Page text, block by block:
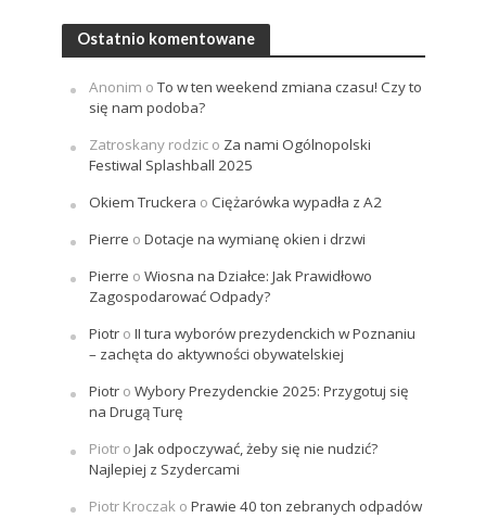
Ostatnio komentowane
Anonim oTo w ten weekend zmiana czasu! Czy to
się nam podoba?
Zatroskany rodzico Za nami Ogólnopolski
Festiwal Splashball 2025
Okiem Truckera o Ciężarówka wypadła z A2
Pierre o Dotacje na wymianę okien i drzwi
Pierre o Wiosna na Działce: Jak Prawidłowo
Zagospodarować Odpady?
Piotro II tura wyborów prezydenckich w Poznaniu
– zachęta do aktywności obywatelskiej
Piotro Wybory Prezydenckie 2025: Przygotuj się
na Drugą Turę
Piotro Jak odpoczywać, żeby się nie nudzić?
Najlepiej z Szydercami
Piotr Kroczako Prawie 40 ton zebranych odpadów